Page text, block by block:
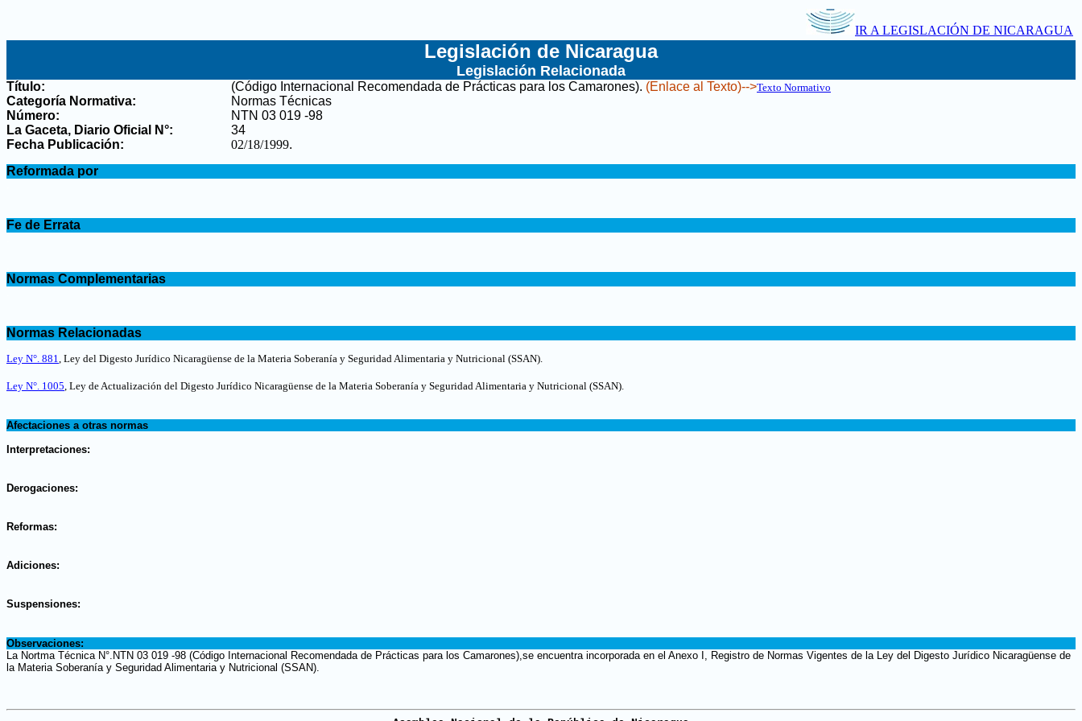
IR A LEGISLACIÓN DE NICARAGUA
Legislación de Nicaragua
Legislación Relacionada
Título: (Código Internacional Recomendada de Prácticas para los Camarones). (Enlace al Texto)-->Texto Normativo
Categoría Normativa:
Normas Técnicas
Número:
NTN 03 019 -98
La Gaceta, Diario Oficial N°:
34
Fecha Publicación:
02/18/1999.
Reformada por
Fe de Errata
Normas Complementarias
Normas Relacionadas
Ley N°. 881, Ley del Digesto Jurídico Nicaragüense de la Materia Soberanía y Seguridad Alimentaria y Nutricional (SSAN).
Ley N°. 1005, Ley de Actualización del Digesto Jurídico Nicaragüense de la Materia Soberanía y Seguridad Alimentaria y Nutricional (SSAN).
Afectaciones a otras normas
Interpretaciones:
Derogaciones:
Reformas:
Adiciones:
Suspensiones:
Observaciones:
La Nortma Técnica N°.NTN 03 019 -98 (Código Internacional Recomendada de Prácticas para los Camarones),se encuentra incorporada en el Anexo I, Registro de Normas Vigentes de la Ley del Digesto Jurídico Nicaragüense de
la Materia Soberanía y Seguridad Alimentaria y Nutricional (SSAN).